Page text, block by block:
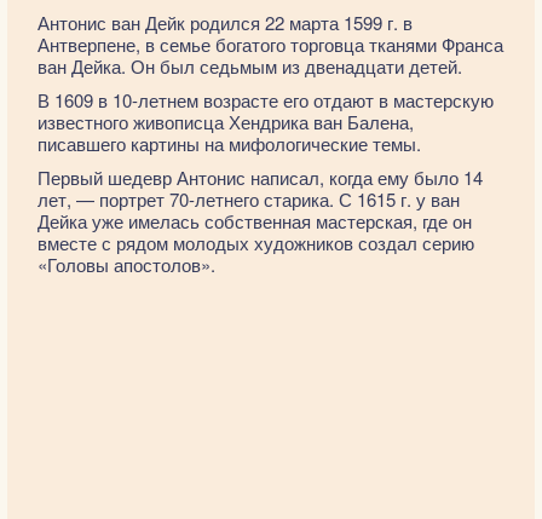
Антонис ван Дейк родился 22 марта 1599 г. в
Антверпене, в семье богатого торговца тканями Франса
ван Дейка. Он был седьмым из двенадцати детей.
В 1609 в 10-летнем возрасте его отдают в мастерскую
известного живописца Хендрика ван Балена,
писавшего картины на мифологические темы.
Первый шедевр Антонис написал, когда ему было 14
лет, — портрет 70-летнего старика. С 1615 г. у ван
Дейка уже имелась собственная мастерская, где он
вместе с рядом молодых художников создал серию
«Головы апостолов».